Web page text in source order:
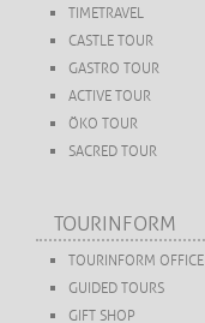
TIMETRAVEL
CASTLE TOUR
GASTRO TOUR
ACTIVE TOUR
ÖKO TOUR
SACRED TOUR
TOURINFORM
TOURINFORM OFFICE
GUIDED TOURS
GIFT SHOP